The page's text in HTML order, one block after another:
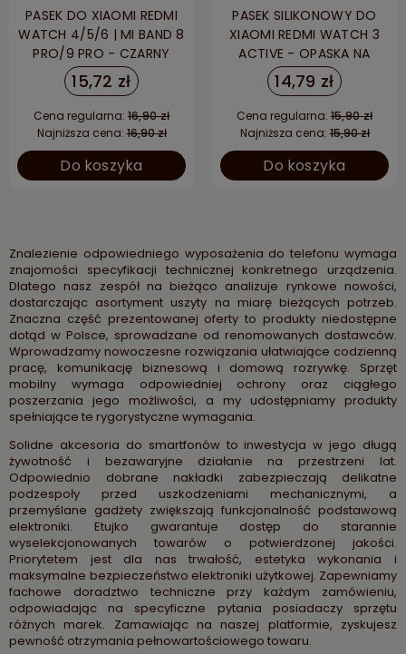
PASEK DO XIAOMI REDMI
WATCH 4/5/6 | MI BAND 8
PRO/9 PRO - CZARNY
15,72 zł
Cena regularna: 16,90 zł
Najniższa cena:16,90 zł
Do koszyka
PASEK SILIKONOWY DO
XIAOMI REDMI WATCH 3
ACTIVE - OPASKA NA
NADGARSTEK, CZARNY
14,79 zł
Cena regularna: 15,90 zł
Najniższa cena:15,90 zł
Do koszyka
Znalezienie odpowiedniego wyposażenia do telefonu wymaga
znajomości specyfikacji technicznej konkretnego urządzenia.
Dlatego nasz zespół na bieżąco analizuje rynkowe nowości,
dostarczając asortyment uszyty na miarę bieżących potrzeb.
Znaczna część prezentowanej oferty to produkty niedostępne
dotąd w Polsce, sprowadzane od renomowanych dostawców.
Wprowadzamy nowoczesne rozwiązania ułatwiające codzienną
pracę, komunikację biznesową i domową rozrywkę. Sprzęt
mobilny wymaga odpowiedniej ochrony oraz ciągłego
poszerzania jego możliwości, a my udostępniamy produkty
spełniające te rygorystyczne wymagania.
Solidne akcesoria do smartfonów to inwestycja w jego długą
żywotność i bezawaryjne działanie na przestrzeni lat.
Odpowiednio dobrane nakładki zabezpieczają delikatne
podzespoły przed uszkodzeniami mechanicznymi, a
przemyślane gadżety zwiększają funkcjonalność podstawową
elektroniki. Etujko gwarantuje dostęp do starannie
wyselekcjonowanych towarów o potwierdzonej jakości.
Priorytetem jest dla nas trwałość, estetyka wykonania i
maksymalne bezpieczeństwo elektroniki użytkowej. Zapewniamy
fachowe doradztwo techniczne przy każdym zamówieniu,
odpowiadając na specyficzne pytania posiadaczy sprzętu
różnych marek. Zamawiając na naszej platformie, zyskujesz
pewność otrzymania pełnowartościowego towaru.